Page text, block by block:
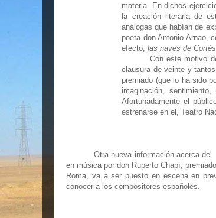
materia. En dichos
la creación literaria de
análogas que habían de
poeta don Antonio Arnao,
efecto,las naves de Cortés
Con este motivo
clausura de veinte y
premiado (que lo ha sido
imaginación,
Afortunadamente el
estrenarse en el, Teatro
Otra nueva información acerca del
en música por don Ruperto Chapí,
Roma, va a ser puesto en escena en
conocer a los compositores españoles.